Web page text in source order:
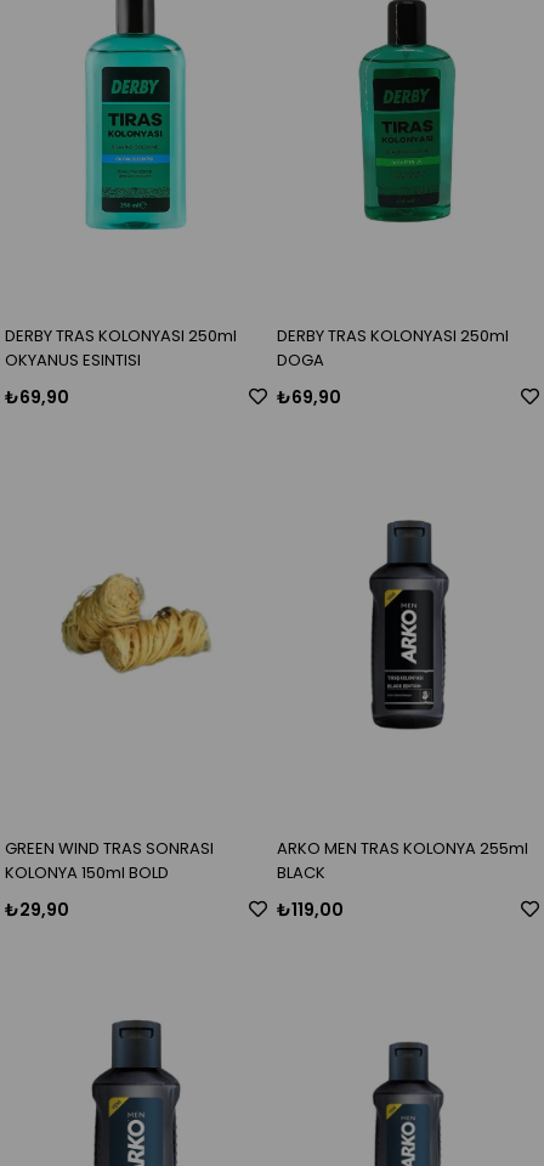
DERBY TRAS KOLONYASI 250ml
OKYANUS ESINTISI
₺69,90
DERBY TRAS KOLONYASI 250ml
DOGA
₺69,90
GREEN WIND TRAS SONRASI
KOLONYA 150ml BOLD
₺29,90
ARKO MEN TRAS KOLONYA 255ml
BLACK
₺119,00